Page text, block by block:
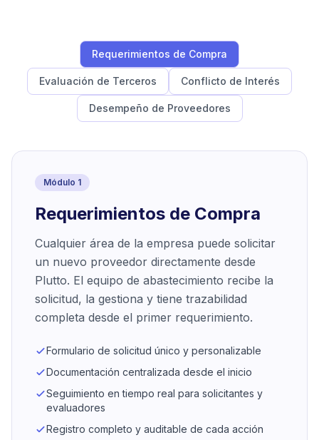
Requerimientos de Compra
Evaluación de Terceros Conflicto de Interés
Desempeño de Proveedores
Módulo 1
Requerimientos de Compra
Cualquier área de la empresa puede solicitar
un nuevo proveedor directamente desde
Plutto. El equipo de abastecimiento recibe la
solicitud, la gestiona y tiene trazabilidad
completa desde el primer requerimiento.
Formulario de solicitud único y personalizable
Documentación centralizada desde el inicio
Seguimiento en tiempo real para solicitantes y
evaluadores
Registro completo y auditable de cada acción